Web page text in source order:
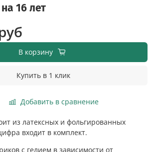
16 лет
Добавить в сравнение
В корзину
Купить в 1 клик
из латексных и фольгированных
входит в комплект.
с гелием в зависимости от